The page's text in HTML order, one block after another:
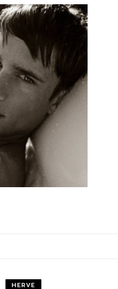
HERVE